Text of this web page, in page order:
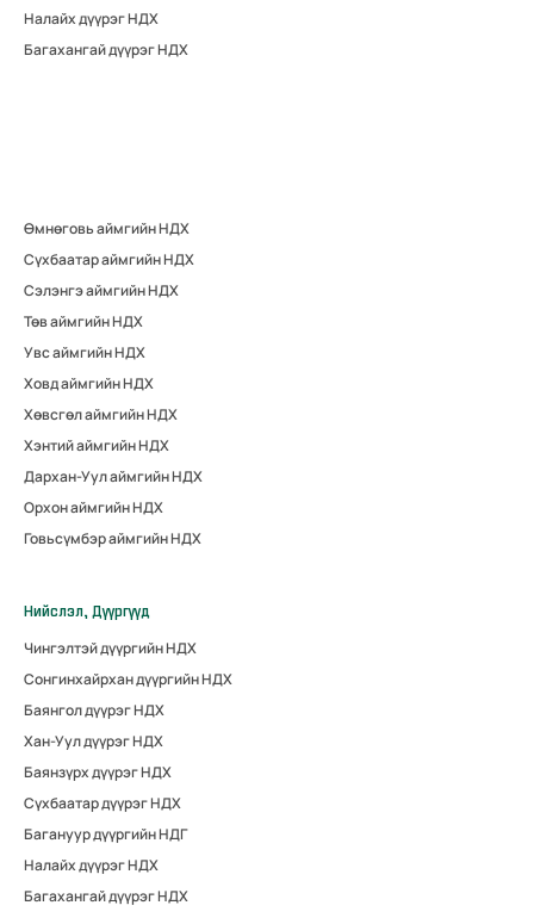
Налайх дүүрэг НДХ
Багахангай дүүрэг НДХ
Өмнөговь аймгийн НДХ
Сүхбаатар аймгийн НДХ
Сэлэнгэ аймгийн НДХ
Төв аймгийн НДХ
Увс аймгийн НДХ
Ховд аймгийн НДХ
Хөвсгөл аймгийн НДХ
Хэнтий аймгийн НДХ
Дархан-Уул аймгийн НДХ
Орхон аймгийн НДХ
Говьсүмбэр аймгийн НДХ
Нийслэл, Дүүргүүд
Чингэлтэй дүүргийн НДХ
Сонгинхайрхан дүүргийн НДХ
Баянгол дүүрэг НДХ
Хан-Уул дүүрэг НДХ
Баянзүрх дүүрэг НДХ
Сүхбаатар дүүрэг НДХ
Багануур дүүргийн НДГ
Налайх дүүрэг НДХ
Багахангай дүүрэг НДХ